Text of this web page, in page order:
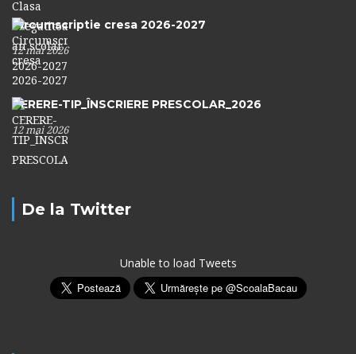
Circumscriptie cresa 2026-2027
12 mai 2026
CERERE-TIP_ÎNSCRIERE PRESCOLAR_2026
12 mai 2026
De la Twitter
Unable to load Tweets